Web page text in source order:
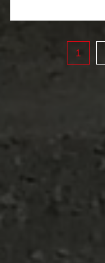
Sous-sol total
dépendances et
1